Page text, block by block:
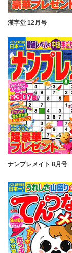
漢字堂 12月号
ナンプレメイト 8月号